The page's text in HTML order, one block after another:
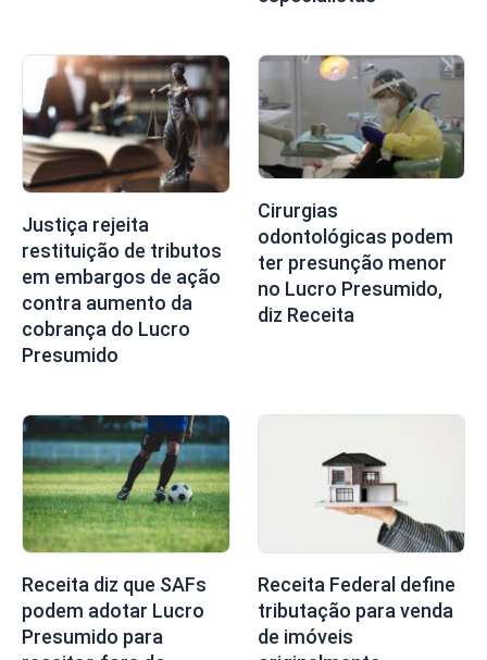
Justiça rejeita
restituição de tributos
em embargos de ação
contra aumento da
cobrança do Lucro
Presumido
Cirurgias
odontológicas podem
ter presunção menor
no Lucro Presumido,
diz Receita
Receita diz que SAFs
podem adotar Lucro
Presumido para
Receita Federal define
tributação para venda
de imóveis